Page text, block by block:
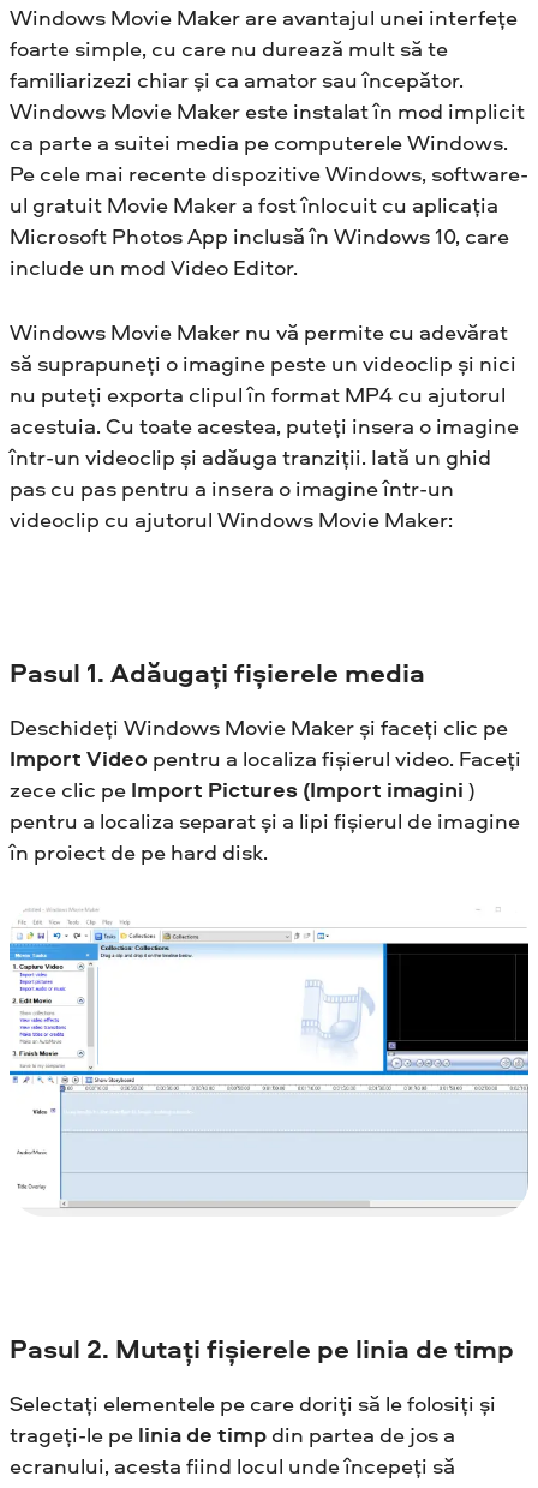
Windows Movie Maker are avantajul unei interfețe
foarte simple, cu care nu durează mult să te
familiarizezi chiar și ca amator sau începător.
Windows Movie Maker este instalat în mod implicit
ca parte a suitei media pe computerele Windows.
Pe cele mai recente dispozitive Windows, software-
ul gratuit Movie Maker a fost înlocuit cu aplicația
Microsoft Photos App inclusă în Windows 10, care
include un mod Video Editor.
Windows Movie Maker nu vă permite cu adevărat
să suprapuneți o imagine peste un videoclip și nici
nu puteți exporta clipul în format MP4 cu ajutorul
acestuia. Cu toate acestea, puteți insera o imagine
într-un videoclip și adăuga tranziții. Iată un ghid
pas cu pas pentru a insera o imagine într-un
videoclip cu ajutorul Windows Movie Maker:
Pasul 1. Adăugați fișierele media
Deschideți Windows Movie Maker și faceți clic pe
Import Video pentru a localiza fișierul video. Faceți
zece clic pe Import Pictures (Import imagini )
pentru a localiza separat și a lipi fișierul de imagine
în proiect de pe hard disk.
Pasul 2. Mutați fișierele pe linia de timp
Selectați elementele pe care doriți să le folosiți și
trageți-le pe linia de timp din partea de jos a
ecranului, acesta fiind locul unde începeți să